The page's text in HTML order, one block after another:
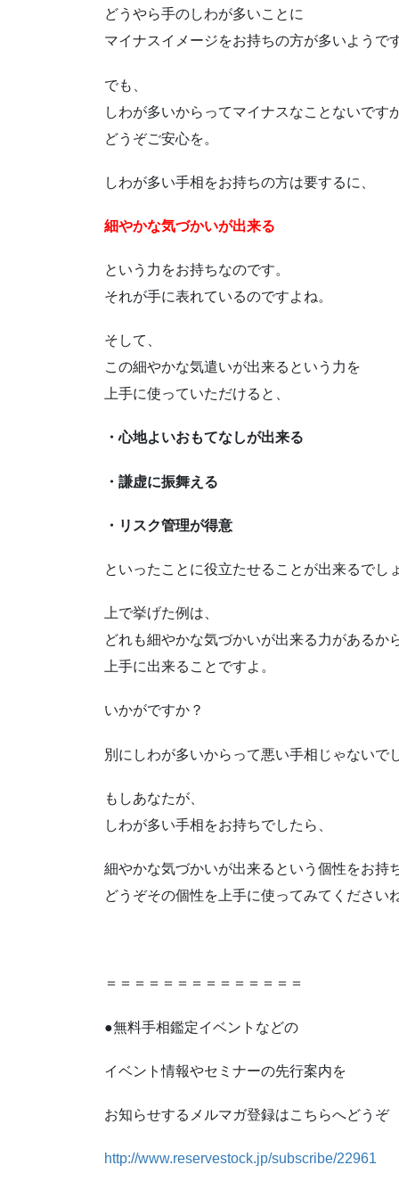
どうやら手のしわが多いことに
マイナスイメージをお持ちの方が多いようです
でも、
しわが多いからってマイナスなことないです
どうぞご安心を。
しわが多い手相をお持ちの方は要するに、
細やかな気づかいが出来る
という力をお持ちなのです。
それが手に表れているのですよね。
そして、
この細やかな気遣いが出来るという力を
上手に使っていただけると、
・心地よいおもてなしが出来る
・謙虚に振舞える
・リスク管理が得意
といったことに役立たせることが出来るでし
上で挙げた例は、
どれも細やかな気づかいが出来る力があるか
上手に出来ることですよ。
いかがですか？
別にしわが多いからって悪い手相じゃないで
もしあなたが、
しわが多い手相をお持ちでしたら、
細やかな気づかいが出来るという個性をお持
どうぞその個性を上手に使ってみてくださいね
＝＝＝＝＝＝＝＝＝＝＝＝＝＝
●無料手相鑑定イベントなどの
イベント情報やセミナーの先行案内を
お知らせするメルマガ登録はこちらへどうぞ
http://www.reservestock.jp/subscribe/22961